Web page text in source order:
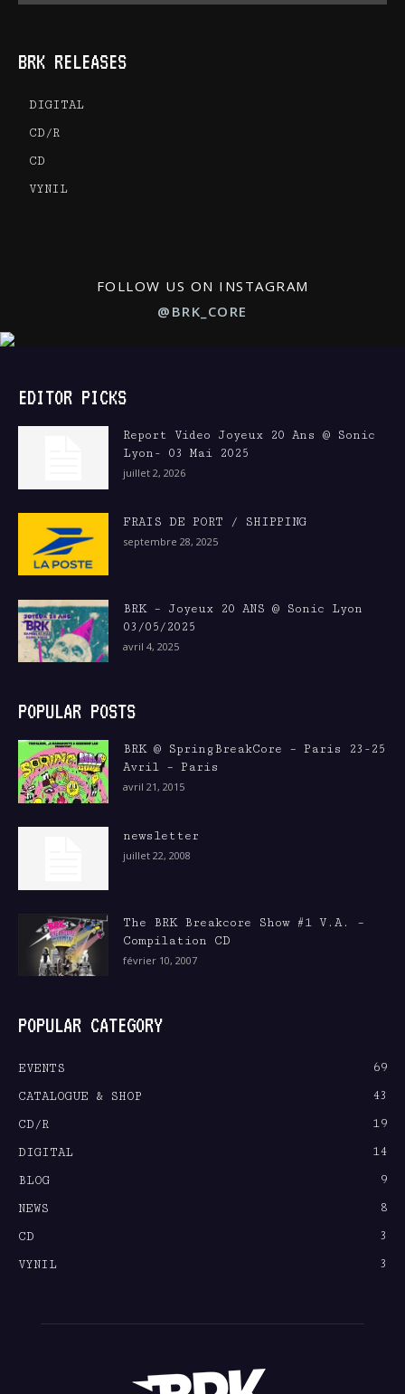
BRK RELEASES
DIGITAL
CD/R
CD
VYNIL
FOLLOW US ON INSTAGRAM
@BRK_CORE
EDITOR PICKS
Report Video Joyeux 20 Ans @ Sonic
Lyon- 03 Mai 2025
juillet 2, 2026
FRAIS DE PORT / SHIPPING
septembre 28, 2025
BRK – Joyeux 20 ANS @ Sonic Lyon
03/05/2025
avril 4, 2025
POPULAR POSTS
BRK @ SpringBreakCore – Paris 23-25
Avril – Paris
avril 21, 2015
newsletter
juillet 22, 2008
The BRK Breakcore Show #1 V.A. –
Compilation CD
février 10, 2007
POPULAR CATEGORY
EVENTS
69
CATALOGUE & SHOP
43
CD/R
19
DIGITAL
14
BLOG
9
NEWS
8
CD
3
VYNIL
3